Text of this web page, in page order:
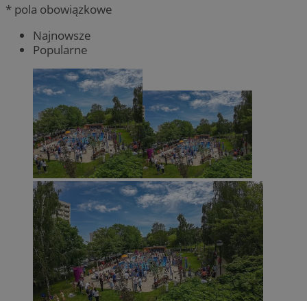
* pola obowiązkowe
Najnowsze
Popularne